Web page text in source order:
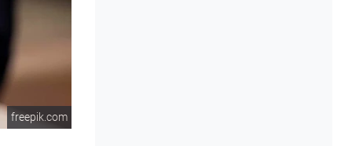
freepik.com